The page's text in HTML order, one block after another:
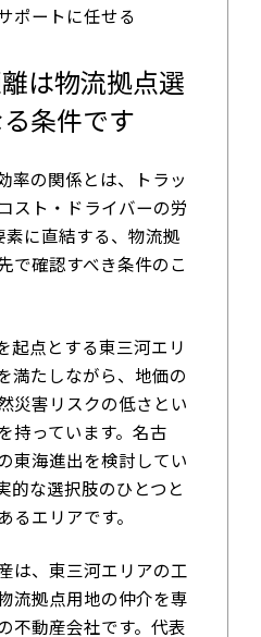
ポートに任せる
は物流拠点選
条件です
率の関係とは、トラッ
スト・ドライバーの労
に直結する、物流拠
で確認すべき条件のこ
起点とする東三河エリ
満たしながら、地価の
災害リスクの低さとい
持っています。名古
東海進出を検討してい
的な選択肢のひとつと
るエリアです。
は、東三河エリアの工
流拠点用地の仲介を専
不動産会社です。代表